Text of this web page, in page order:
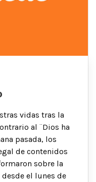
vidas tras la
al ¨Dios ha
pasada, los
de contenidos
sobre la
el lunes de